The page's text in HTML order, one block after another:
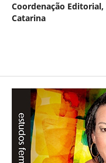
Coordenação Editorial,
Catarina